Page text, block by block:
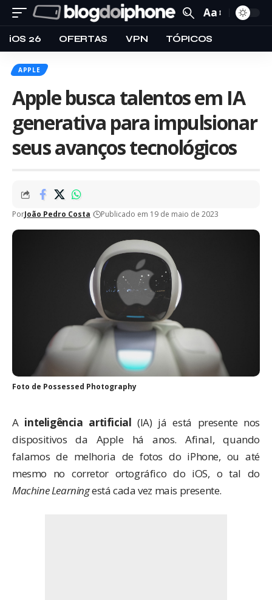
Aa
iOS 26 OFERTAS VPN TÓPICOS
APPLE
Apple busca talentos em IA
generativa para impulsionar
seus avanços tecnológicos
PorJoão Pedro Costa Publicado em 19 de maio de 2023
Foto de Possessed Photography
A inteligência artificial (IA) já está presente nos
dispositivos da Apple há anos. Afinal, quando
falamos de melhoria de fotos do iPhone, ou até
mesmo no corretor ortográfico do iOS, o tal do
Machine Learningestá cada vez mais presente.